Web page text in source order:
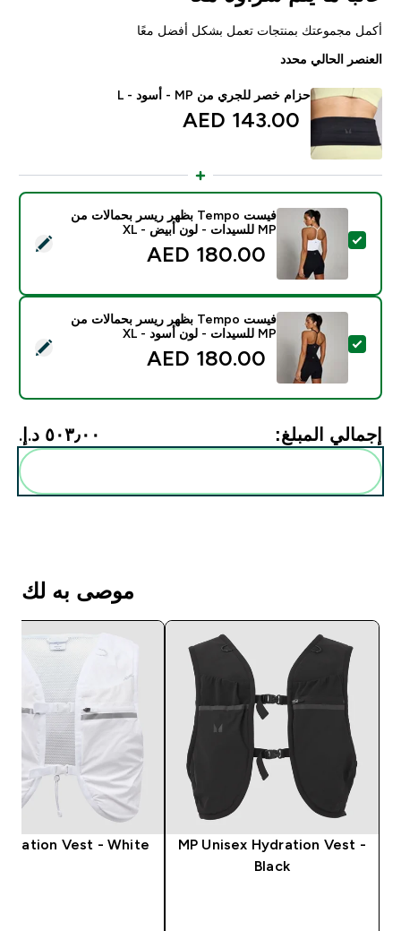
أكمل مجموعتك بمنتجات تعمل بشكل أفضل معًا
العنصر الحالي محدد
حزام خصر للجري من MP - أسود - L
143.00 AED‎
تحديد هذا المنتج - فيست Tempo بظهر ريسر بحمالات من MP للسيدات - لون أبيض - XL
فيست Tempo بظهر ريسر بحمالات من
MP للسيدات - لون أبيض - XL
180.00 AED‎
تحديد هذا المنتج - فيست Tempo بظهر ريسر بحمالات من MP للسيدات - لون أسود - XL
فيست Tempo بظهر ريسر بحمالات من
MP للسيدات - لون أسود - XL
180.00 AED‎
إجمالي المبلغ: ٥٠٣٫٠٠ د.إ.‏‎
موصى به لك
MP Unisex Hydration Vest -
Black
Vest - White